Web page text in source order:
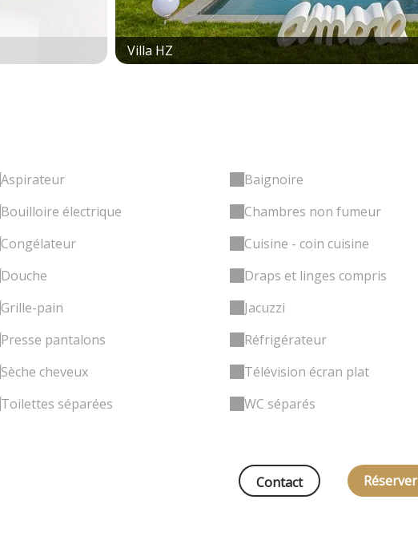
Villa HZ
Aspirateur Baignoire
Bouilloire électrique
Chambres non fumeur
Congélateur
Cuisine - coin cuisine
Douche
Draps et linges compris
Grille-pain
Jacuzzi
Presse pantalons
Réfrigérateur
Sèche cheveux
Télévision écran plat
Toilettes séparées
WC séparés
Contact Réserver